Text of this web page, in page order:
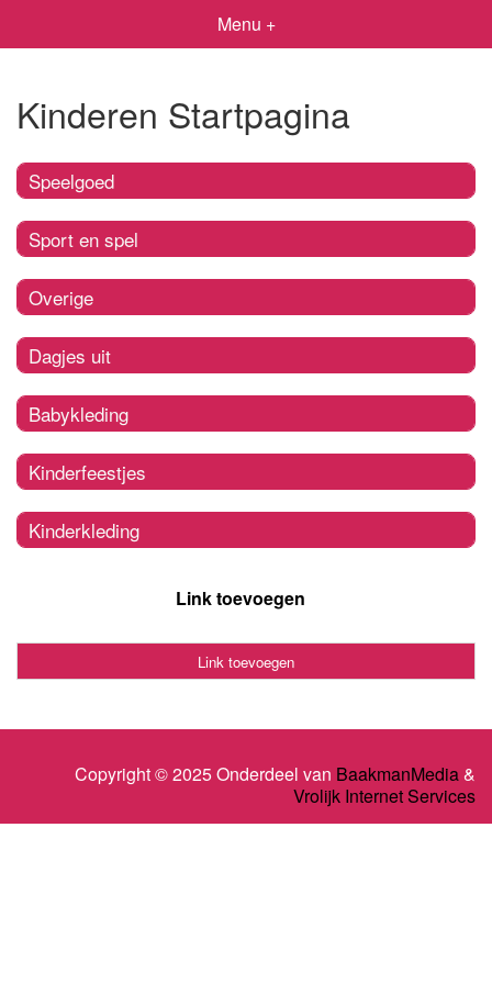
Menu +
Kinderen Startpagina
Speelgoed
Sport en spel
Overige
Dagjes uit
Babykleding
Kinderfeestjes
Kinderkleding
Link toevoegen
Link toevoegen
Copyright © 2025 Onderdeel van BaakmanMedia&
Vrolijk Internet Services